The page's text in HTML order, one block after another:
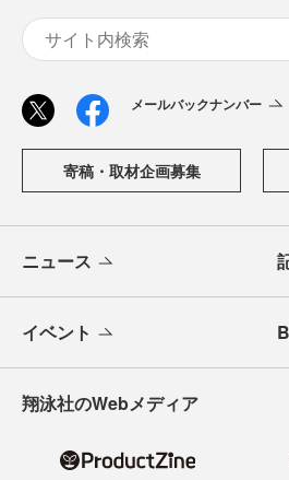
メールバックナンバー
寄稿・取材企画募集
ニュース
イベント
翔泳社のWebメディア